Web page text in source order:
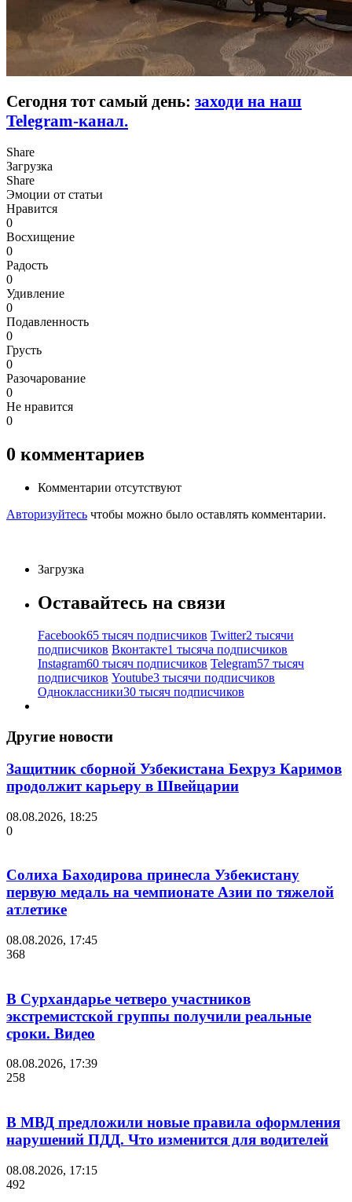
Сегодня тот самый день: заходи на наш
Telegram-канал.
Share
Загрузка
Share
Эмоции от статьи
Нравится
0
Восхищение
0
Радость
0
Удивление
0
Подавленность
0
Грусть
0
Разочарование
0
Не нравится
0
0 комментариев
Комментарии отсутствуют
Авторизуйтесь чтобы можно было оставлять комментарии.
Загрузка
Оставайтесь на связи
Facebook65 тысяч подписчиков Twitter2 тысячи
подписчиков Вконтакте1 тысяча подписчиков
Instagram60 тысяч подписчиков Telegram57 тысяч
подписчиков Youtube3 тысячи подписчиков
Одноклассники30 тысяч подписчиков
Другие новости
Защитник сборной Узбекистана Бехруз Каримов
продолжит карьеру в Швейцарии
08.08.2026, 18:25
0
Солиха Баходирова принесла Узбекистану
первую медаль на чемпионате Азии по тяжелой
атлетике
08.08.2026, 17:45
368
В Сурхандарье четверо участников
экстремистской группы получили реальные
сроки. Видео
08.08.2026, 17:39
258
В МВД предложили новые правила оформления
нарушений ПДД. Что изменится для водителей
08.08.2026, 17:15
492